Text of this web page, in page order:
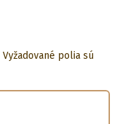
Vyžadované polia sú